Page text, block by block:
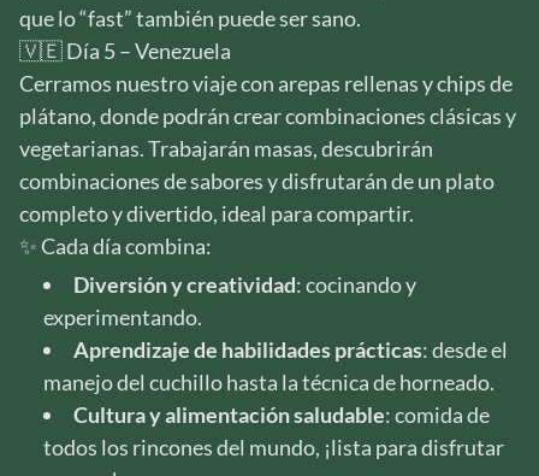
que lo “fast” también puede ser sano.
🇻🇪 Día 5 – Venezuela
Cerramos nuestro viaje con arepas rellenas y chips de
plátano, donde podrán crear combinaciones clásicas y
vegetarianas. Trabajarán masas, descubrirán
combinaciones de sabores y disfrutarán de un plato
completo y divertido, ideal para compartir.
✨ Cada día combina:
Diversión y creatividad: cocinando y
experimentando.
Aprendizaje de habilidades prácticas: desde el
manejo del cuchillo hasta la técnica de horneado.
Cultura y alimentación saludable: comida de
todos los rincones del mundo, ¡lista para disfrutar